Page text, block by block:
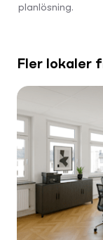
planlösning.
Fler lokaler